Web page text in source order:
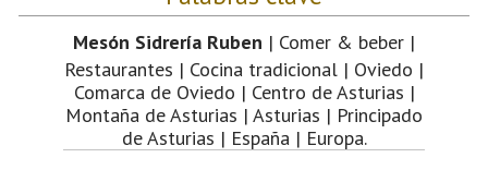
Mesón Sidrería Ruben | Comer & beber |
Restaurantes | Cocina tradicional | Oviedo |
Comarca de Oviedo | Centro de Asturias |
Montaña de Asturias | Asturias | Principado
de Asturias | España | Europa.